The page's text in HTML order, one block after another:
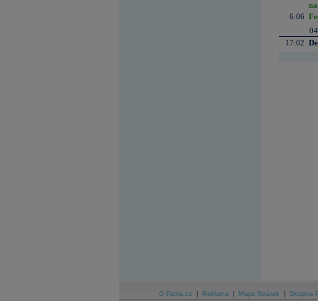
6:06
17:02
O Patria.cz Reklama Mapa Stránek Skupina